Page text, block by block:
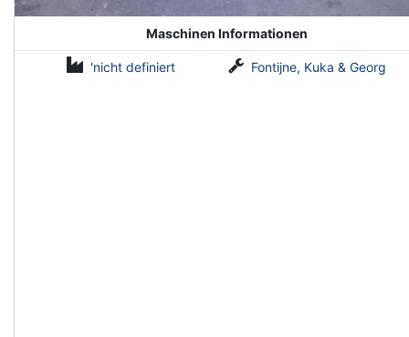
Maschinen Informationen
'nicht definiert Fontijne, Kuka & Georg